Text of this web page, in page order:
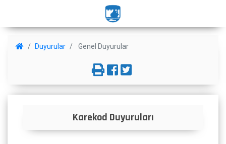
Duyurular Genel Duyurular
Karekod Duyuruları